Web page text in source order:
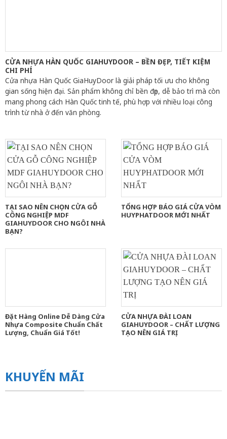
CỬA NHỰA HÀN QUỐC GIAHUYDOOR – BỀN ĐẸP, TIẾT KIỆM
CHI PHÍ
Cửa nhựa Hàn Quốc GiaHuyDoor là giải pháp tối ưu cho không
gian sống hiện đại. Sản phẩm không chỉ bền đẹp, dễ bảo trì mà còn
mang phong cách Hàn Quốc tinh tế, phù hợp với nhiều loại công
trình từ nhà ở đến văn phòng.
TẠI SAO NÊN CHỌN CỬA GỖ
CÔNG NGHIỆP MDF
GIAHUYDOOR CHO NGÔI NHÀ
BẠN?
TỔNG HỢP BÁO GIÁ CỬA VÒM
HUYPHATDOOR MỚI NHẤT
Đặt Hàng Online Dễ Dàng Cửa
Nhựa Composite Chuẩn Chất
Lượng, Chuẩn Giá Tốt!
CỬA NHỰA ĐÀI LOAN
GIAHUYDOOR – CHẤT LƯỢNG
TẠO NÊN GIÁ TRỊ
KHUYẾN MÃI